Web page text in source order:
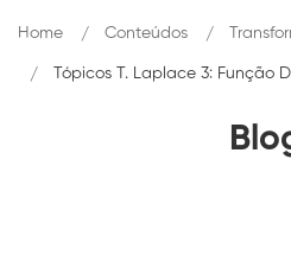
Home Conteúdos
Tópicos T. Laplace 3: Função